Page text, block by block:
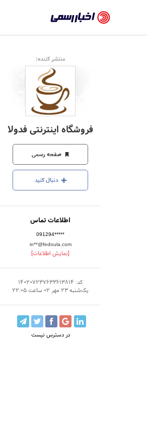
رسمی
-
اخبار
تایید
شده
شرکت‌ها،
سازمان‌ها
و
روابط
عمومی‌ها
منتشر کننده:
فروشگاه اینترنتی فدولا
صفحه رسمی
دنبال کنید
اطلاعات تماس
091294*****
in**@fedoula.com
[نمایش اطلاعات]
کد: 140207237633613814
یک‌شنبه 23 مهر 02 ساعت 22:05
در دسترس نیست